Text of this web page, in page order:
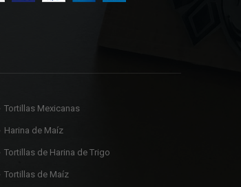
Tortillas Mexicanas
Harina de Maíz
Tortillas de Harina de Trigo
Tortillas de Maíz